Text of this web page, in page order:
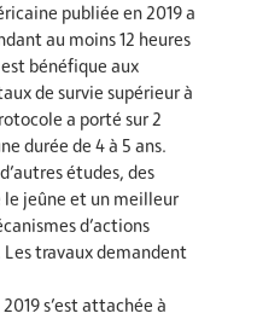
publiée en 2019 a
au moins 12 heures
bénéfique aux
de survie supérieur à
a porté sur 2
durée de 4 à 5 ans.
études, des
jeûne et un meilleur
d’actions
travaux demandent
s’est attachée à